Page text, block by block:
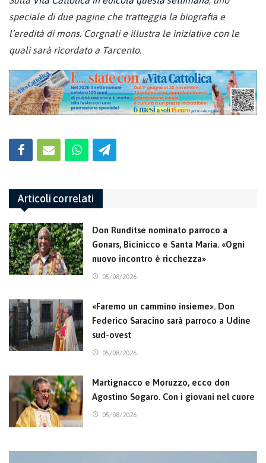
speciale di due pagine che tratteggia la biografia e
l’eredità di mons. Corgnali e illustra le iniziative con le
quali sarà ricordato a Tarcento.
Articoli correlati
Don Runditse nominato parroco a
Gonars, Bicinicco e Santa Maria. «Ogni
nuovo incontro è ricchezza»
05/08/2026
«Faremo un cammino insieme». Don
Federico Saracino sarà parroco a Udine
sud-ovest
05/08/2026
Martignacco e Moruzzo, ecco don
Agostino Sogaro. Con i giovani nel cuore
05/08/2026